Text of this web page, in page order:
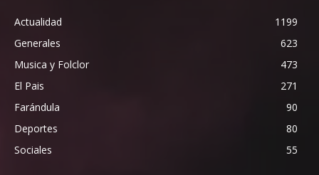
Actualidad
1199
Generales
623
Musica y Folclor
473
El Pais
271
Farándula
90
Deportes
80
Sociales
55